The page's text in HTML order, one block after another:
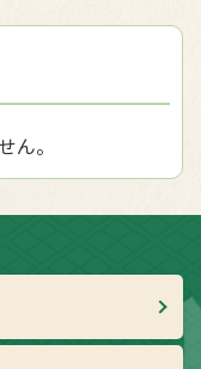
ん。